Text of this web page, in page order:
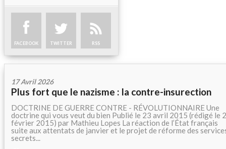
FACEBOOK TWITTER RSS
17 Avril 2026
Plus fort que le nazisme : la contre-insurection
DOCTRINE DE GUERRE CONTRE - RÉVOLUTIONNAIRE Une
doctrine qui vous veut du bien Publié le 23 avril 2015 (rédigé le 2
février 2015) par Mathieu Lopes La réaction de l’État français
suite aux attentats de janvier et le projet de réforme des
secrets...